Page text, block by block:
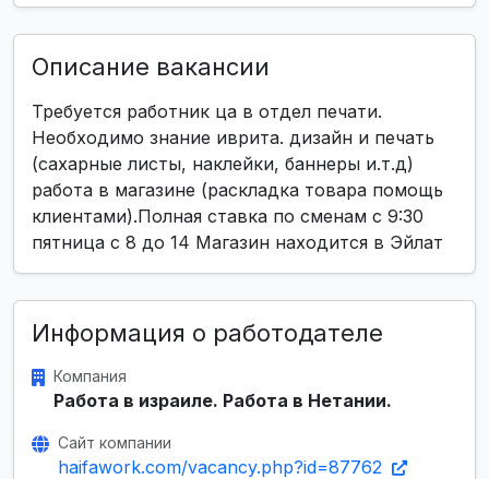
Описание вакансии
Требуется работник ца в отдел печати.
Необходимо знание иврита. дизайн и печать
(сахарные листы, наклейки, баннеры и.т.д)
работа в магазине (раскладка товара помощь
клиентами).Полная ставка по сменам с 9:30
пятница с 8 до 14 Магазин находится в Эйлат
Информация о работодателе
Компания
Работа в израиле. Работа в Нетании.
Сайт компании
haifawork.com/vacancy.php?id=87762